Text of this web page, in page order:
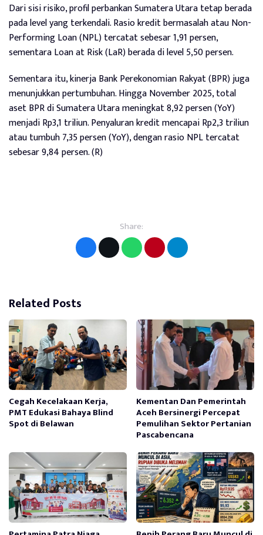
Dari sisi risiko, profil perbankan Sumatera Utara tetap berada
pada level yang terkendali. Rasio kredit bermasalah atau Non-
Performing Loan (NPL) tercatat sebesar 1,91 persen,
sementara Loan at Risk (LaR) berada di level 5,50 persen.
Sementara itu, kinerja Bank Perekonomian Rakyat (BPR) juga
menunjukkan pertumbuhan. Hingga November 2025, total
aset BPR di Sumatera Utara meningkat 8,92 persen (YoY)
menjadi Rp3,1 triliun. Penyaluran kredit mencapai Rp2,3 triliun
atau tumbuh 7,35 persen (YoY), dengan rasio NPL tercatat
sebesar 9,84 persen. (R)
Share:
Related Posts
Cegah Kecelakaan Kerja,
PMT Edukasi Bahaya Blind
Spot di Belawan
Kementan Dan Pemerintah
Aceh Bersinergi Percepat
Pemulihan Sektor Pertanian
Pascabencana